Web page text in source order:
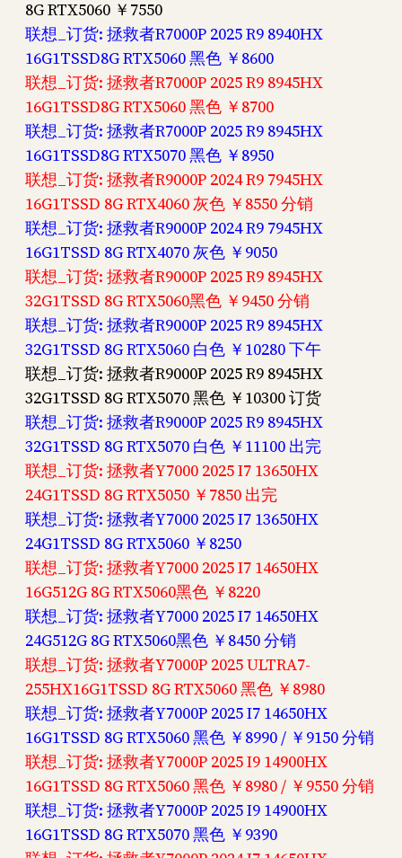
8G RTX5060 ￥7550
联想_订货: 拯救者R7000P 2025 R9 8940HX
16G1TSSD8G RTX5060 黑色 ￥8600
联想_订货: 拯救者R7000P 2025 R9 8945HX
16G1TSSD8G RTX5060 黑色 ￥8700
联想_订货: 拯救者R7000P 2025 R9 8945HX
16G1TSSD8G RTX5070 黑色 ￥8950
联想_订货: 拯救者R9000P 2024 R9 7945HX
16G1TSSD 8G RTX4060 灰色 ￥8550 分销
联想_订货: 拯救者R9000P 2024 R9 7945HX
16G1TSSD 8G RTX4070 灰色 ￥9050
联想_订货: 拯救者R9000P 2025 R9 8945HX
32G1TSSD 8G RTX5060黑色 ￥9450 分销
联想_订货: 拯救者R9000P 2025 R9 8945HX
32G1TSSD 8G RTX5060 白色 ￥10280 下午
联想_订货: 拯救者R9000P 2025 R9 8945HX
32G1TSSD 8G RTX5070 黑色 ￥10300 订货
联想_订货: 拯救者R9000P 2025 R9 8945HX
32G1TSSD 8G RTX5070 白色 ￥11100 出完
联想_订货: 拯救者Y7000 2025 I7 13650HX
24G1TSSD 8G RTX5050 ￥7850 出完
联想_订货: 拯救者Y7000 2025 I7 13650HX
24G1TSSD 8G RTX5060 ￥8250
联想_订货: 拯救者Y7000 2025 I7 14650HX
16G512G 8G RTX5060黑色 ￥8220
联想_订货: 拯救者Y7000 2025 I7 14650HX
24G512G 8G RTX5060黑色 ￥8450 分销
联想_订货: 拯救者Y7000P 2025 ULTRA7-
255HX16G1TSSD 8G RTX5060 黑色 ￥8980
联想_订货: 拯救者Y7000P 2025 I7 14650HX
16G1TSSD 8G RTX5060 黑色 ￥8990 / ￥9150 分销
联想_订货: 拯救者Y7000P 2025 I9 14900HX
16G1TSSD 8G RTX5060 黑色 ￥8980 / ￥9550 分销
联想_订货: 拯救者Y7000P 2025 I9 14900HX
16G1TSSD 8G RTX5070 黑色 ￥9390